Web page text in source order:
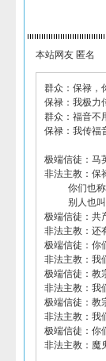
本站网友 匿名
群众：保禄，
保禄：我极力
群众：福音不
保禄：我传福
极端信徒：马
非法主教：保
你们也称保
别人也叫我
极端信徒：共
非法主教：还
极端信徒：你
非法主教：我
极端信徒：教
非法主教：我
极端信徒：教
非法主教：我
极端信徒：你
非法主教：魔